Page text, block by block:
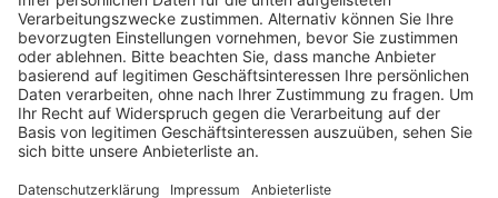
Das ist der Kitchen Club by Nelson Müller
Anzeige
Bei euch läuft das Radio in der Küche, bei uns die
Küche im Radio. Starkoch Nelson Müller lädt uns